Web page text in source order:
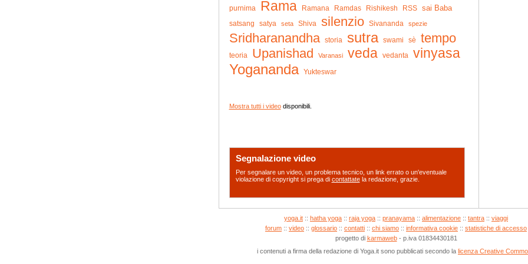
purnima Rama Ramana Ramdas Rishikesh RSS sai Baba
satsang satya seta Shiva silenzio Sivananda spezie
Sridharanandha storia sutra swami sè tempo
teoria Upanishad Varanasi veda vedanta vinyasa
Yogananda Yukteswar
Mostra tutti i videodisponibili.
Segnalazione video
Per segnalare un video, un problema tecnico, un link errato o un'eventuale
violazione di copyright si prega di contattatela redazione, grazie.
yoga.it :: hatha yoga :: raja yoga :: pranayama :: alimentazione :: tantra :: viaggi
forum :: video :: glossario :: contatti :: chi siamo :: informativa cookie :: statistiche di accesso
progetto di karmaweb- p.iva 01834430181
i contenuti a firma della redazione di Yoga.it sono pubblicati secondo la licenza Creative